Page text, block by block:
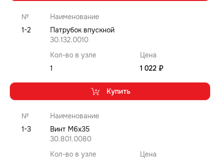
№
Наименование
1-2
Патрубок впускной
30.132.0010
Кол-во в узле
Цена
1
1 022 ₽
Купить
№
Наименование
1-3
Винт M6x35
30.801.0080
Кол-во в узле
Цена